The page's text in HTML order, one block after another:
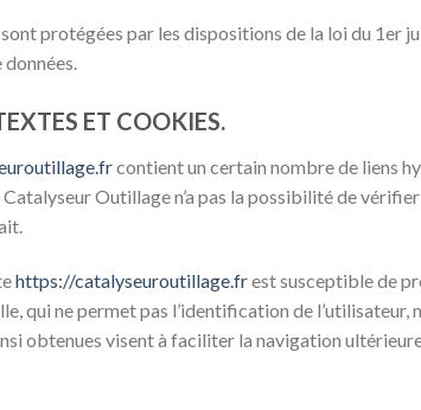
sont protégées par les dispositions de la loi du
données.
ET COOKIES.
contient un certain nombre de liens
Outillage n’a pas la possibilité de
https://catalyseuroutillage.frest susceptible de
qui ne permet pas l’identification de
obtenues visent à faciliter la navigation